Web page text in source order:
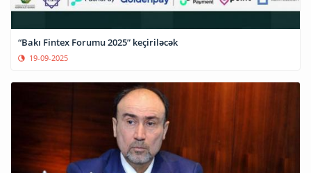
“Bakı Fintex Forumu 2025” keçiriləcək
19-09-2025